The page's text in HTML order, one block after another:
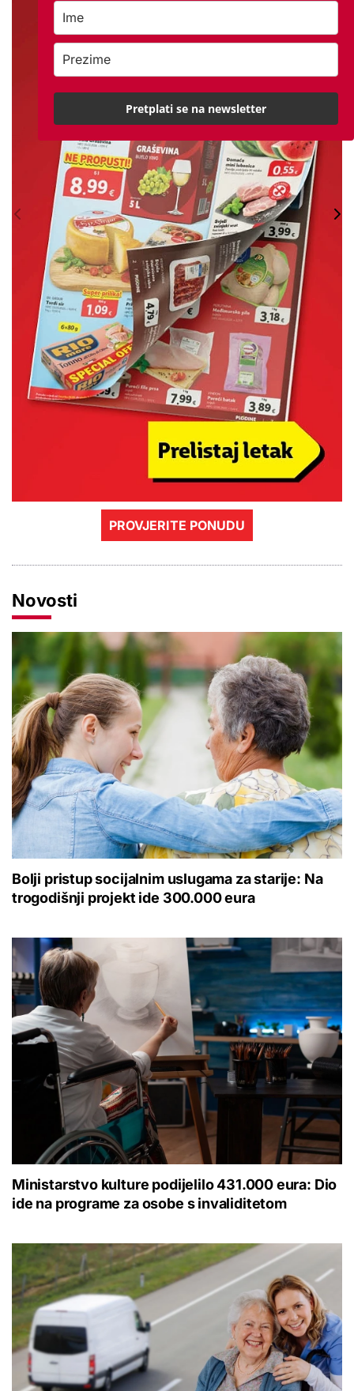
PROVJERITE PONUDU
Novosti
Bolji pristup socijalnim uslugama za starije: Na
trogodišnji projekt ide 300.000 eura
Ministarstvo kulture podijelilo 431.000 eura: Dio
ide na programe za osobe s invaliditetom
Pretplati se na newsletter